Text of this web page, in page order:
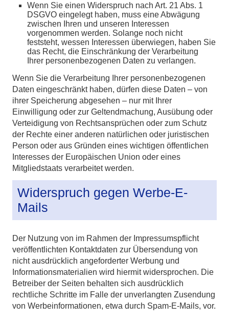
Wenn Sie einen Widerspruch nach Art. 21 Abs. 1
DSGVO eingelegt haben, muss eine Abwägung
zwischen Ihren und unseren Interessen
vorgenommen werden. Solange noch nicht
feststeht, wessen Interessen überwiegen, haben Sie
das Recht, die Einschränkung der Verarbeitung
Ihrer personenbezogenen Daten zu verlangen.
Wenn Sie die Verarbeitung Ihrer personenbezogenen
Daten eingeschränkt haben, dürfen diese Daten – von
ihrer Speicherung abgesehen – nur mit Ihrer
Einwilligung oder zur Geltendmachung, Ausübung oder
Verteidigung von Rechtsansprüchen oder zum Schutz
der Rechte einer anderen natürlichen oder juristischen
Person oder aus Gründen eines wichtigen öffentlichen
Interesses der Europäischen Union oder eines
Mitgliedstaats verarbeitet werden.
Widerspruch gegen Werbe-E-
Mails
Der Nutzung von im Rahmen der Impressumspflicht
veröffentlichten Kontaktdaten zur Übersendung von
nicht ausdrücklich angeforderter Werbung und
Informationsmaterialien wird hiermit widersprochen. Die
Betreiber der Seiten behalten sich ausdrücklich
rechtliche Schritte im Falle der unverlangten Zusendung
von Werbeinformationen, etwa durch Spam-E-Mails, vor.